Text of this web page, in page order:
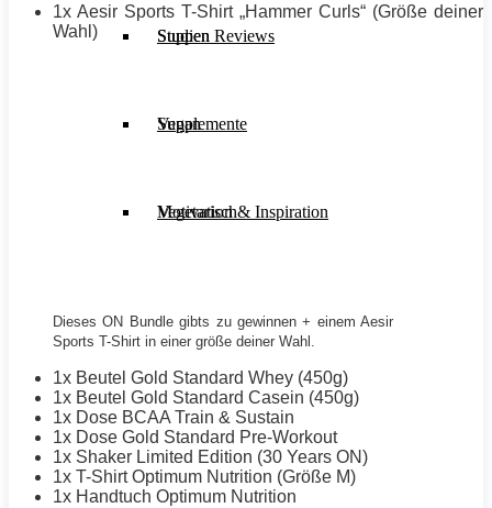
Studien Reviews
Supplemente
Motivation & Inspiration
Suppen
Vegan
Vegetarisch
1x Aesir Sports T-Shirt„Hammer Curls“ (Größe deiner
Wahl)
Dieses ON Bundle gibts zu gewinnen + einem Aesir
Sports T-Shirt in einer größe deiner Wahl.
1x Beutel Gold Standard Whey (450g)
1x Beutel Gold Standard Casein (450g)
1x Dose BCAA Train & Sustain
1x Dose Gold Standard Pre-Workout
1x Shaker Limited Edition (30 Years ON)
1x T-ShirtOptimum Nutrition (Größe M)
1x Handtuch Optimum Nutrition